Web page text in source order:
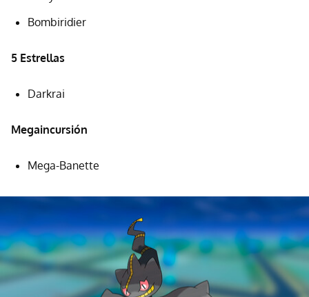
Bombiridier
5 Estrellas
Darkrai
Megaincursión
Mega-Banette